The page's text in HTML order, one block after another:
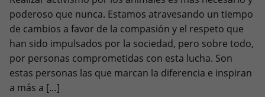
poderoso que nunca. Estamos atravesando un tiempo
de cambios a favor de la compasión y el respeto que
han sido impulsados por la sociedad, pero sobre todo,
por personas comprometidas con esta lucha. Son
estas personas las que marcan la diferencia e inspiran
a más a […]